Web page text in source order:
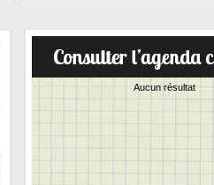
Aucun résultat